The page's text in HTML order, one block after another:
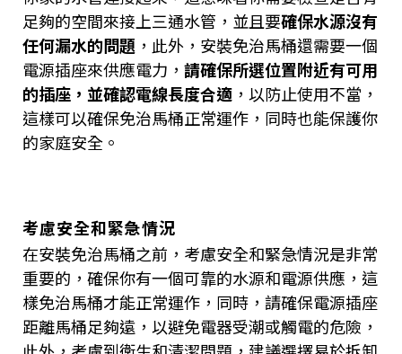
足夠的空間來接上三通水管，並且要確保水源沒有
任何漏水的問題 ，此外，安裝免治馬桶還需要一個
電源插座來供應電力， 請確保所選位置附近有可用
的插座，並確認電線長度合適 ，以防止使用不當，
這樣可以確保免治馬桶正常運作，同時也能保護你
的家庭安全。
考慮安全和緊急情況
在安裝免治馬桶之前，考慮安全和緊急情況是非常
重要的，確保你有一個可靠的水源和電源供應，這
樣免治馬桶才能正常運作，同時，請確保電源插座
距離馬桶足夠遠，以避免電器受潮或觸電的危險，